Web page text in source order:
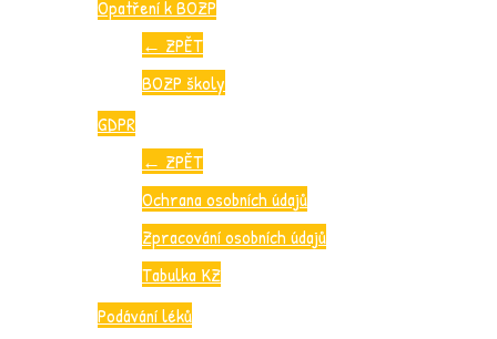
Opatření k BOZP
← ZPĚT
BOZP školy
GDPR
← ZPĚT
Ochrana osobních údajů
Zpracování osobních údajů
Tabulka KZ
Podávání léků